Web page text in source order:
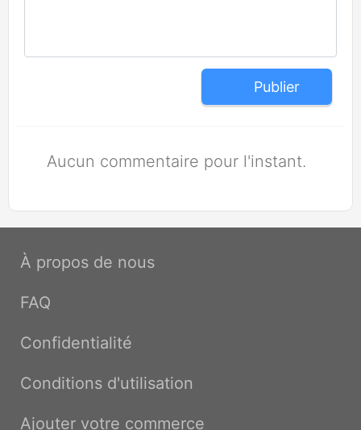
Publier
Aucun commentaire pour l'instant.
À propos de nous
FAQ
Confidentialité
Conditions d'utilisation
Ajouter votre commerce